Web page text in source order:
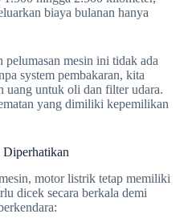
biaya bulanan hanya
mesin ini tidak ada
system pembakaran, kita
uang untuk oli dan filter udara.
yang dimiliki kepemilikan
Diperhatikan
motor listrik tetap memiliki
dicek secara berkala demi